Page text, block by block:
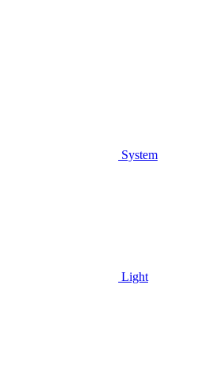
System
Light